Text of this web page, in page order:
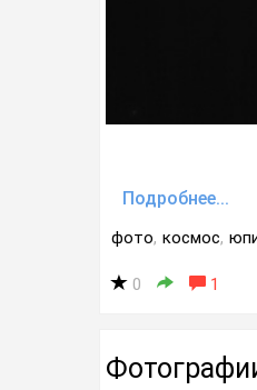
Подробнее...
фото, космос,
0 1